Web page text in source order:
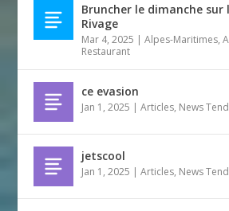
Bruncher le dimanche sur
Rivage
Mar 4, 2025 |Alpes-Maritimes,
Restaurant
ce evasion
Jan 1, 2025 |Articles, News
jetscool
Jan 1, 2025 |Articles, News